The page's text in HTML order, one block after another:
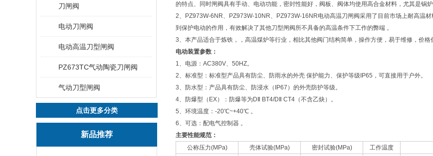
刀闸阀
电动刀闸阀
电动高温刀型闸阀
PZ673TC气动陶瓷刀闸阀
气动刀型闸阀
点击更多分类
新品推荐
的特点、同时闸阀具有手动、电动功能，密封性能好，阀板、阀体均使用高合金材料，尤其是锅炉
2、PZ973W-6NR、PZ973W-10NR、PZ973W-16NR电动高温刀闸阀采用了目前市场上耐高温
到保护电动的作用，有效解决了其他刀型闸阀所不具备的高温条件下工作的弊端 。
3、本产品适合于炼铁，，高温煤炉等行业，相比其他阀门结构简单，操作方便，易于维修，价格
电动装置参数：
1、电源：AC380V、50HZ。
2、标准型：标准型产品具有防尘、防雨水的外壳 保护能力、保护等级IP65，可直接用于户外。
3、防水型：产品具有防尘、防浸水（IP67）的外壳防护等级。
4、防爆型（EX）：防爆等为DⅡ BT4/DⅡ CT4（不含乙炔）。
5、环境温度：-20℃~+40℃ 。
6、可选：配电气控制器 。
主要性能规范：
公称压力(MPa)
壳体试验(MPa) 密封试验(MPa) 工作温度